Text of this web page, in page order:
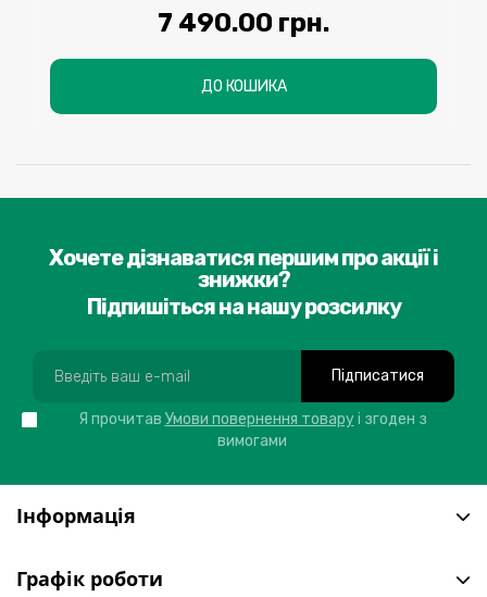
7 490.00 грн.
ДО КОШИКА
Хочете дізнаватися першим про акції і
знижки?
Підпишіться на нашу розсилку
Підписатися
Я прочитав Умови повернення товару і згоден з
вимогами
Інформація
Графік роботи